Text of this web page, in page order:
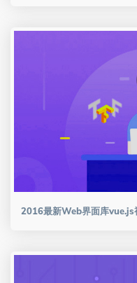
2016最新Web界面库vue.js